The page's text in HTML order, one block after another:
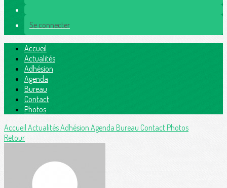
Se connecter
Accueil
Actualités
Adhésion
Agenda
Bureau
Contact
Photos
Accueil ActualitésAdhésion Agenda Bureau ContactPhotos
Retour